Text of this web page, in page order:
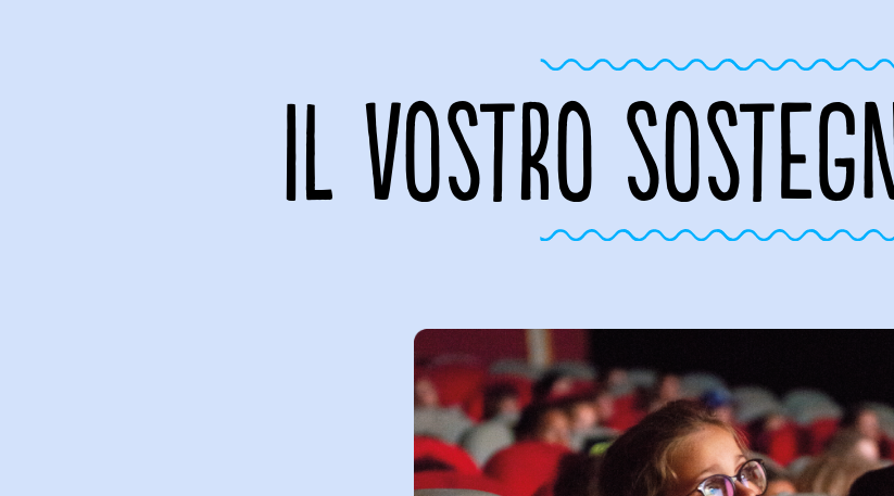
IL VOSTRO